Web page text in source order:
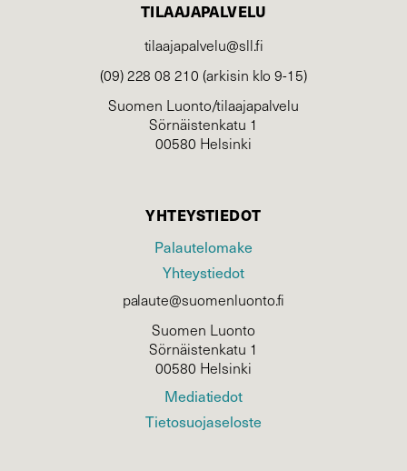
TILAAJAPALVELU
tilaajapalvelu@sll.fi
(09) 228 08 210 (arkisin klo 9-15)
Suomen Luonto/tilaajapalvelu
Sörnäistenkatu 1
00580 Helsinki
YHTEYSTIEDOT
Palautelomake
Yhteystiedot
palaute@suomenluonto.fi
Suomen Luonto
Sörnäistenkatu 1
00580 Helsinki
Mediatiedot
Tietosuojaseloste